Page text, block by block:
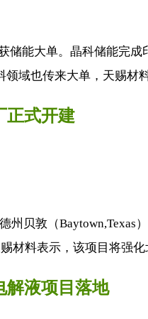
能大单。晶科储能完
域也传来大单，天赐材
正式开建
州贝敦（
材料表示，该项目将强
解液项目落地